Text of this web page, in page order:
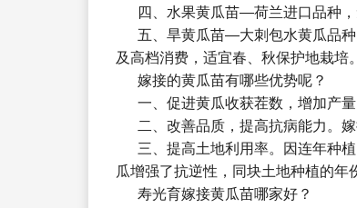
四、水果黄瓜苗—荷兰进口品种
五、旱黄瓜苗—大刺包水黄瓜品
及高档消费，适宜春、秋保护地栽培。
嫁接的黄瓜苗有哪些优势呢？
一、促进黄瓜收获茬数，增加产
二、改善品质，提高抗病能力。
三、提高土地利用率。因连年种
瓜增强了抗逆性，同块土地种植的年
寿光育嫁接黄瓜苗哪家好？